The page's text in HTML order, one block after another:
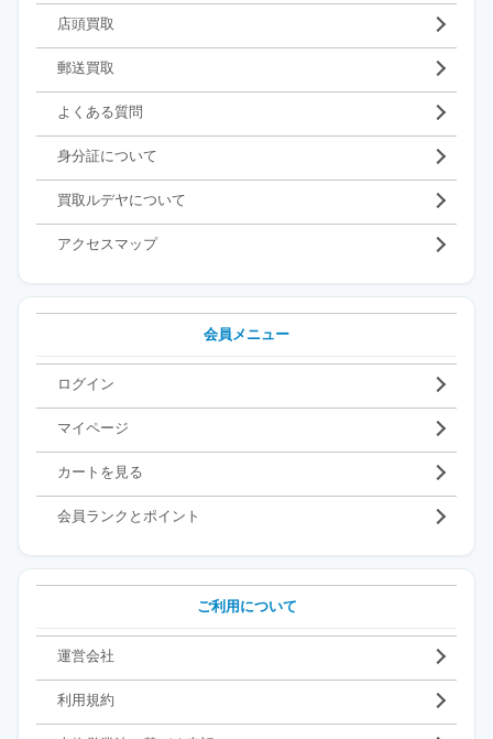
店頭買取
郵送買取
よくある質問
身分証について
買取ルデヤについて
アクセスマップ
会員メニュー
ログイン
マイページ
カートを見る
会員ランクとポイント
ご利用について
運営会社
利用規約